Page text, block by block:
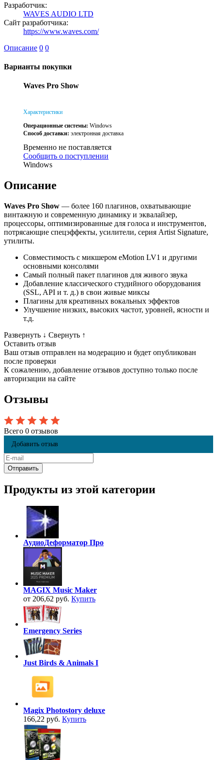
Разработчик:
WAVES AUDIO LTD
Сайт разработчика:
https://www.waves.com/
Описание 0 0
Варианты покупки
Waves Pro Show
Характеристики
Операционные системы: Windows
Способ доставки: электронная доставка
Временно не поставляется
Сообщить о поступлении
Windows
Описание
Waves Pro Show — более 160 плагинов, охватывающие
винтажную и современную динамику и эквалайзер,
процессоры, оптимизированные для голоса и инструментов,
потрясающие спецэффекты, усилители, серия Artist Signature,
утилиты.
Совместимость с микшером eMotion LV1 и другими
основными консолями
Самый полный пакет плагинов для живого звука
Добавление классического студийного оборудования
(SSL, API и т. д.) в свои живые миксы
Плагины для креативных вокальных эффектов
Улучшение низких, высоких частот, уровней, ясности и
т.д.
Развернуть ↓ Свернуть ↑
Оставить отзыв
Ваш отзыв отправлен на модерацию и будет опубликован
после проверки
К сожалению, добавление отзывов доступно только после
авторизации на сайте
Отзывы
Всего 0 отзывов
Добавить отзыв
Продукты из этой категории
АудиоДеформатор Про
MAGIX Music Maker
от 206,62 руб. Купить
Emergency Series
Just Birds & Animals I
Magix Photostory deluxe
166,22 руб. Купить